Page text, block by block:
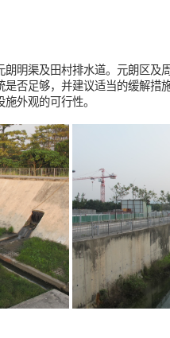
明渠及田村排水道。元朗区及
否足够，并建议适当的缓解措
外观的可行性。